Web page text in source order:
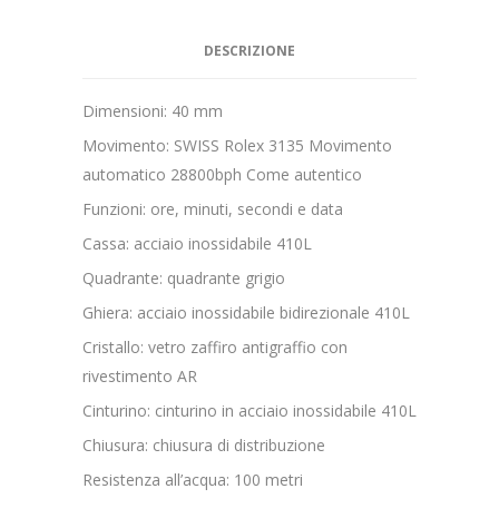
DESCRIZIONE
Dimensioni: 40 mm
Movimento: SWISS Rolex 3135 Movimento
automatico 28800bph Come autentico
Funzioni: ore, minuti, secondi e data
Cassa: acciaio inossidabile 410L
Quadrante: quadrante grigio
Ghiera: acciaio inossidabile bidirezionale 410L
Cristallo: vetro zaffiro antigraffio con
rivestimento AR
Cinturino: cinturino in acciaio inossidabile 410L
Chiusura: chiusura di distribuzione
Resistenza all’acqua: 100 metri